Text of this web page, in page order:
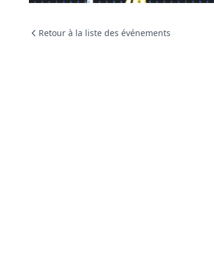
Retour à la liste des événements